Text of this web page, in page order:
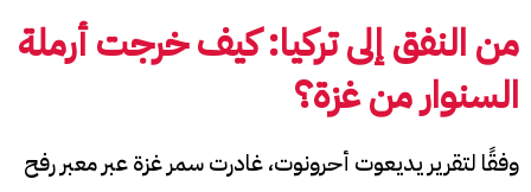
من النفق إلى تركيا: كيف خرجت أرملة
السنوار من غزة؟
وفقًا لتقرير يديعوت أحرونوت، غادرت سمر غزة عبر معبر رفح